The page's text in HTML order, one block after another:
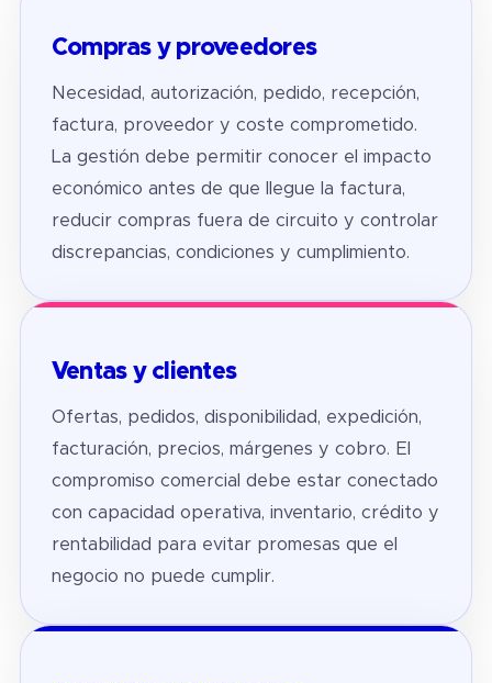
Compras y proveedores
Necesidad, autorización, pedido, recepción,
factura, proveedor y coste comprometido.
La gestión debe permitir conocer el impacto
económico antes de que llegue la factura,
reducir compras fuera de circuito y controlar
discrepancias, condiciones y cumplimiento.
Ventas y clientes
Ofertas, pedidos, disponibilidad, expedición,
facturación, precios, márgenes y cobro. El
compromiso comercial debe estar conectado
con capacidad operativa, inventario, crédito y
rentabilidad para evitar promesas que el
negocio no puede cumplir.